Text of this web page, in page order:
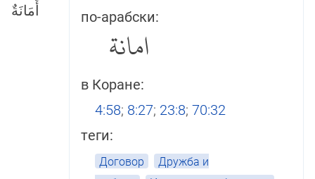
по-арабски:
امانة
в Коране:
4:58; 8:27; 23:8; 70:32
теги:
Договор
Дружба и
أَمَانَةٌ